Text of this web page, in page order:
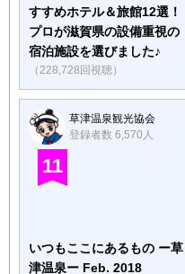
すすめホテル＆旅館12選！
プロが滋賀県の設備重視の
宿泊施設を選びました♪
（228,728回視聴）
草津温泉観光協会
登録者数 6,570人
11
いつもここにあるもの ー草
津温泉ー Feb. 2018